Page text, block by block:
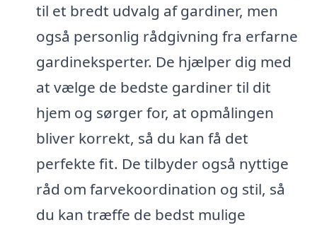
til et bredt udvalg af gardiner, men
også personlig rådgivning fra erfarne
gardineksperter. De hjælper dig med
at vælge de bedste gardiner til dit
hjem og sørger for, at opmålingen
bliver korrekt, så du kan få det
perfekte fit. De tilbyder også nyttige
råd om farvekoordination og stil, så
du kan træffe de bedst mulige